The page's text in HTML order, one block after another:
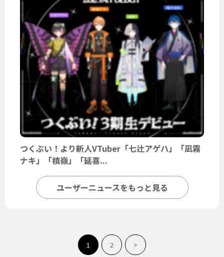
つくぶい！より新人VTuber「七辻アゲハ」「凪霧
ナキ」「槙嶺」「延喜...
ユーザーニュースをもっと見る
1 2 >